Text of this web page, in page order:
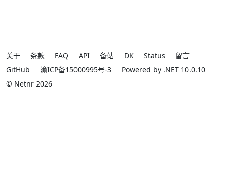
关于 条款 FAQ API 备站 DK Status
留言
GitHub
渝ICP备15000995号-3
Powered by .NET 10.0.10
© Netnr 2026